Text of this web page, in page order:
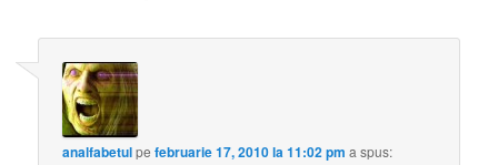
analfabetulpefebruarie 17, 2010 la 11:02 pm a spus: